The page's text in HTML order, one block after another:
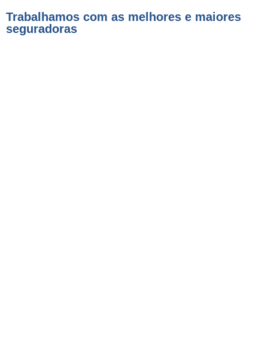
Trabalhamos com as melhores e maiores
seguradoras